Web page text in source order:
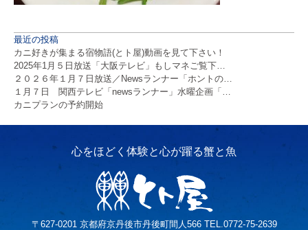
最近の投稿
カニ好きが集まる宿物語(とト屋)動画を見て下さい！
2025年1月５日放送「大阪テレビ」もしマネご覧下…
２０２６年１月７日放送／Newsランナー「ホントの…
１月７日 関西テレビ「newsランナー」水曜企画「…
カニプランの予約開始
〒627-0201 京都府京丹後市丹後町間人566 TEL.0772-75-2639